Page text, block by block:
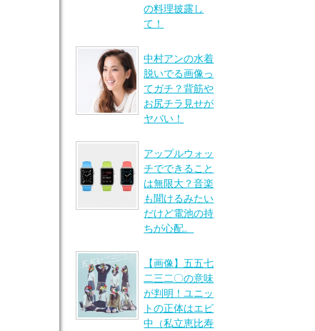
の料理披露し
て！
中村アンの水着
脱いでる画像っ
てガチ？背筋や
お尻チラ見せが
ヤバい！
アップルウォッ
チでできること
は無限大？音楽
も聞けるみたい
だけど電池の持
ちが心配。
【画像】五五七
二三二〇の意味
が判明！ユニッ
トの正体はエビ
中（私立恵比寿